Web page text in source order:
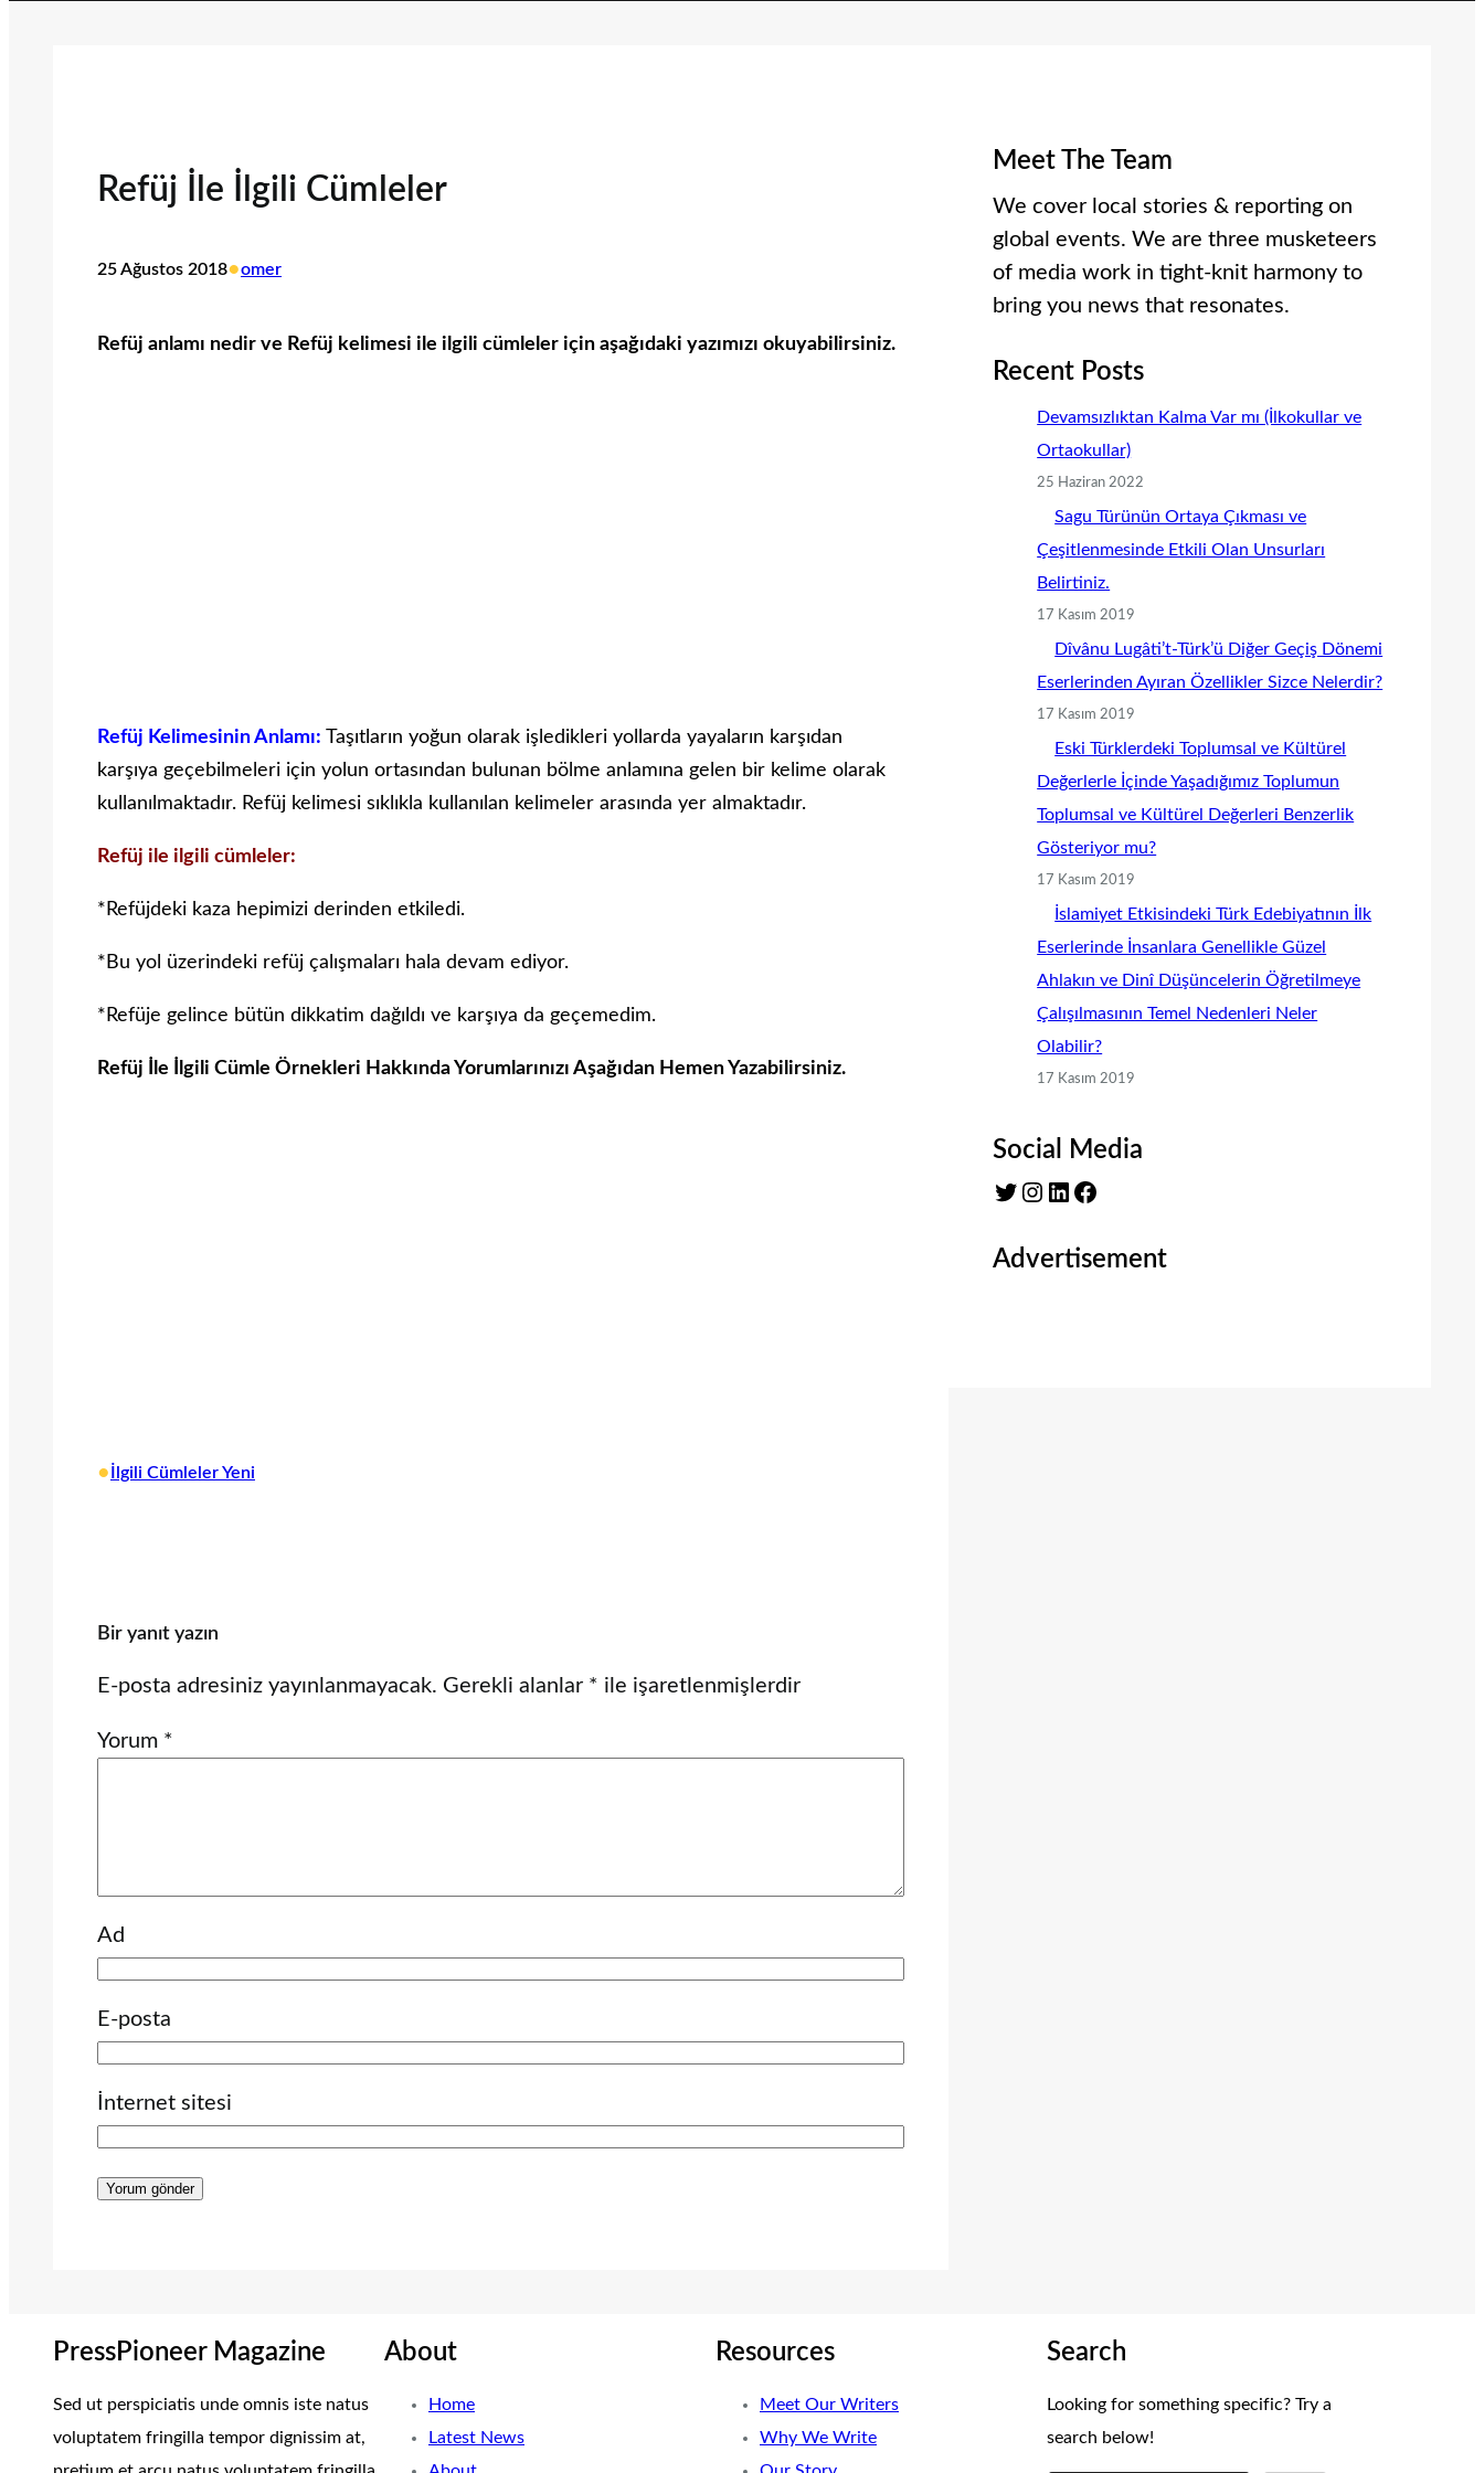
Refüj İle İlgili Cümleler
25 Ağustos 2018•omer
Refüj anlamı nedir ve Refüj kelimesi ile ilgili cümleler için aşağıdaki yazımızı okuyabilirsiniz.
Refüj Kelimesinin Anlamı: Taşıtların yoğun olarak işledikleri yollarda yayaların karşıdan
karşıya geçebilmeleri için yolun ortasından bulunan bölme anlamına gelen bir kelime olarak
kullanılmaktadır. Refüj kelimesi sıklıkla kullanılan kelimeler arasında yer almaktadır.
Refüj ile ilgili cümleler:
*Refüjdeki kaza hepimizi derinden etkiledi.
*Bu yol üzerindeki refüj çalışmaları hala devam ediyor.
*Refüje gelince bütün dikkatim dağıldı ve karşıya da geçemedim.
Refüj İle İlgili Cümle Örnekleri Hakkında Yorumlarınızı Aşağıdan Hemen Yazabilirsiniz.
• İlgili Cümleler Yeni
Bir yanıt yazın
E-posta adresiniz yayınlanmayacak. Gerekli alanlar * ile işaretlenmişlerdir
Yorum *
Ad
E-posta
İnternet sitesi
Meet The Team
We cover local stories & reporting on
global events. We are three musketeers
of media work in tight-knit harmony to
bring you news that resonates.
Recent Posts
Devamsızlıktan Kalma Var mı (İlkokullar ve
Ortaokullar)
25 Haziran 2022
Sagu Türünün Ortaya Çıkması ve
Çeşitlenmesinde Etkili Olan Unsurları
Belirtiniz.
17 Kasım 2019
Dîvânu Lugâti’t-Türk’ü Diğer Geçiş Dönemi
Eserlerinden Ayıran Özellikler Sizce Nelerdir?
17 Kasım 2019
Eski Türklerdeki Toplumsal ve Kültürel
Değerlerle İçinde Yaşadığımız Toplumun
Toplumsal ve Kültürel Değerleri Benzerlik
Gösteriyor mu?
17 Kasım 2019
İslamiyet Etkisindeki Türk Edebiyatının İlk
Eserlerinde İnsanlara Genellikle Güzel
Ahlakın ve Dinî Düşüncelerin Öğretilmeye
Çalışılmasının Temel Nedenleri Neler
Olabilir?
17 Kasım 2019
Social Media
Twitter
Instagram LinkedIn Facebook
Advertisement
PressPioneer Magazine
Sed ut perspiciatis unde omnis iste natus
voluptatem fringilla tempor dignissim at,
About
Home
Latest News
Resources
Meet Our Writers
Why We Write
Search
Looking for something specific? Try a
search below!